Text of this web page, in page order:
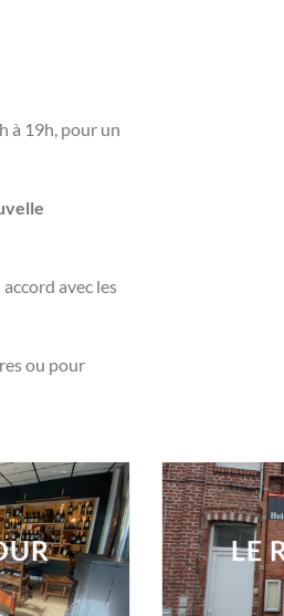
à 19h, pour un
accord avec les
ou pour
LE